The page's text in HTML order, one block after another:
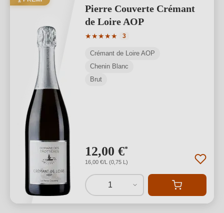
Pierre Couverte Crémant
de Loire AOP
★★★★★
Valutazione media di 5 su 5 stelle
3
Crémant de Loire AOP
Chenin Blanc
Brut
12,00 €*
16,00 €/L (0,75 L)
1